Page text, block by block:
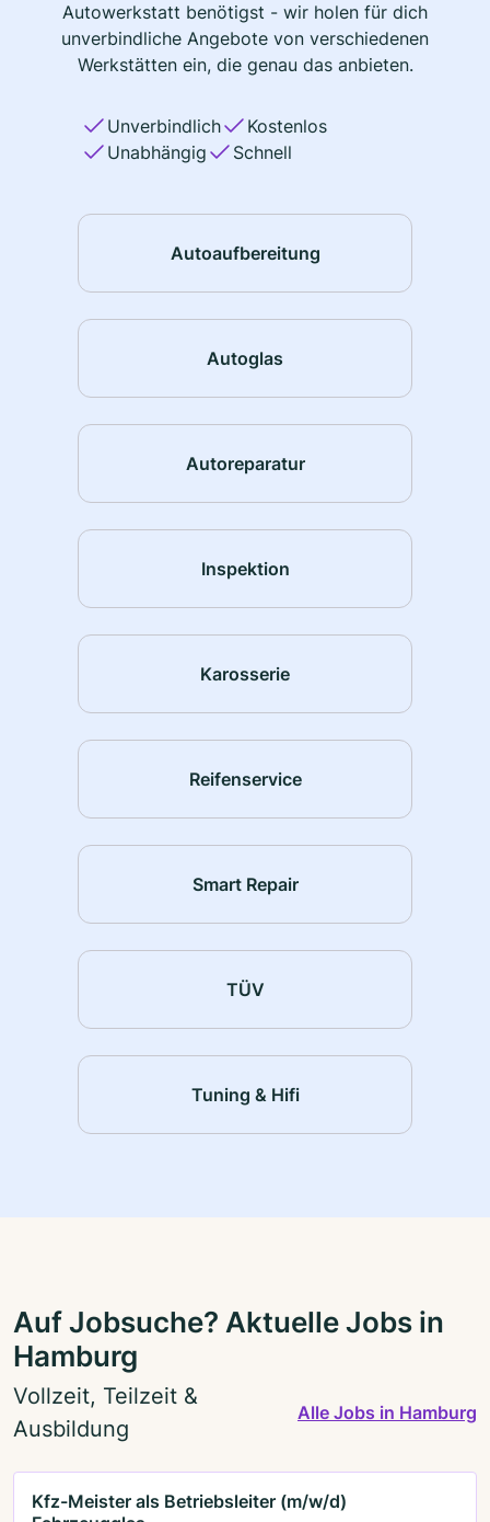
Autowerkstatt benötigst - wir holen für dich
unverbindliche Angebote von verschiedenen
Werkstätten ein, die genau das anbieten.
Unverbindlich
Kostenlos
Unabhängig
Schnell
Autoaufbereitung
Autoglas
Autoreparatur
Inspektion
Karosserie
Reifenservice
Smart Repair
TÜV
Tuning & Hifi
Auf Jobsuche? Aktuelle Jobs in
Hamburg
Vollzeit, Teilzeit &
Ausbildung
Alle Jobs in Hamburg
Kfz-Meister als Betriebsleiter (m/w/d)